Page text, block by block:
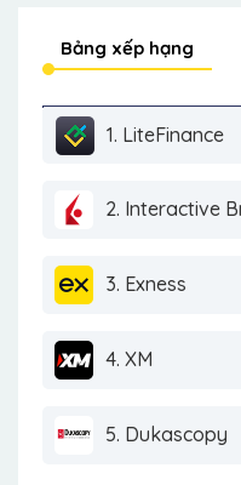
Bảng xếp hạng
1. LiteFinance
2. Interactive
3. Exness
4. XM
5. Dukascopy